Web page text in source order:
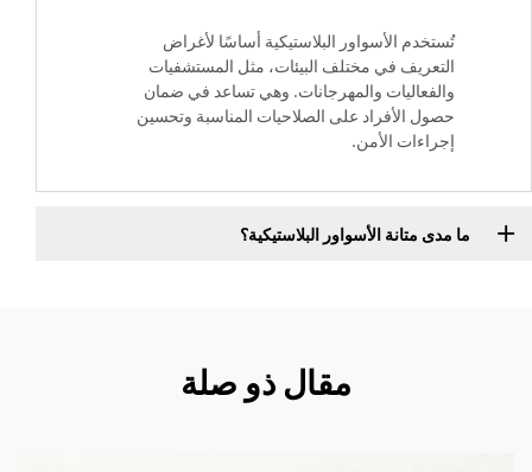
تُستخدم الأسواور البلاستيكية أساسًا لأغراض
التعريف في مختلف البيئات، مثل المستشفيات
والفعاليات والمهرجانات. وهي تساعد في ضمان
حصول الأفراد على الصلاحيات المناسبة وتحسين
إجراءات الأمن.
ما مدى متانة الأسواور البلاستيكية؟
مقال ذو صلة